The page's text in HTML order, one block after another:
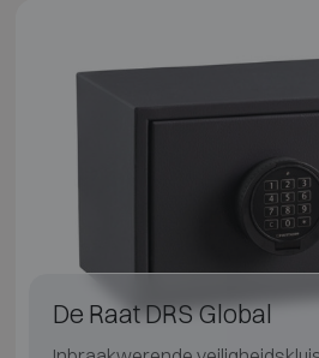
De Raat DRS Global